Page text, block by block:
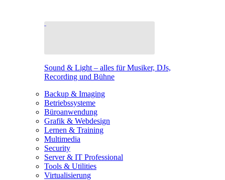
Sound & Light – alles für Musiker, DJs,
Recording und Bühne
Backup & Imaging
Betriebssysteme
Büroanwendung
Grafik & Webdesign
Lernen & Training
Multimedia
Security
Server & IT Professional
Tools & Utilities
Virtualisierung